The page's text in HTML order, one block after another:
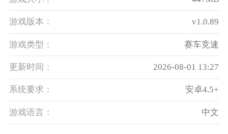
游戏版本： v1.0.89
游戏类型： 赛车竞速
更新时间： 2026-08-01 13:27
系统要求： 安卓4.5+
游戏语言： 中文